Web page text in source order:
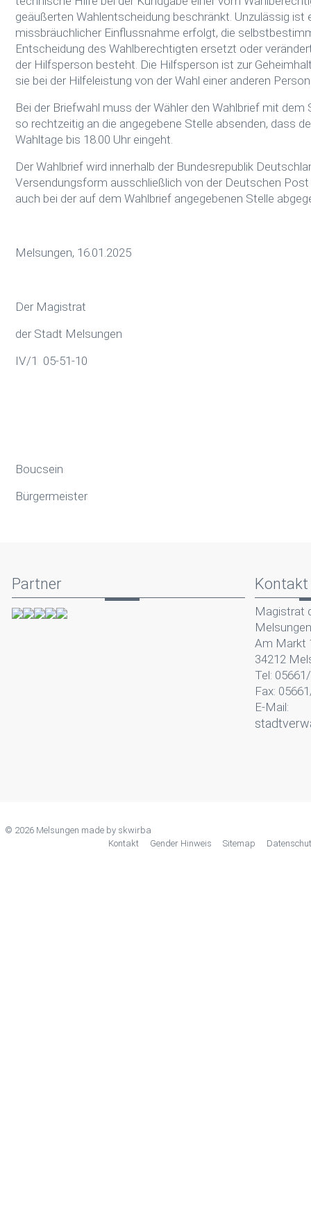
geäußerten Wahlentscheidung beschränkt. Unzulässig ist
missbräuchlicher Einflussnahme erfolgt, die
Entscheidung des Wahlberechtigten ersetzt oder
der Hilfsperson besteht. Die Hilfsperson ist zur
sie bei der Hilfeleistung von der Wahl einer anderen
Bei der Briefwahl muss der Wähler den Wahlbrief mit
so rechtzeitig an die angegebene Stelle absenden, dass
Wahltage bis 18.00 Uhr eingeht.
Der Wahlbrief wird innerhalb der Bundesrepublik
Versendungsform ausschließlich von der Deutschen
auch bei der auf dem Wahlbrief angegebenen Stelle
Melsungen, 16.01.2025
Der Magistrat
der Stadt Melsungen
IV/1 05-51-10
Boucsein
Bürgermeister
Partner Kontakt
Magistrat
Melsungen
Am Markt
34212
Tel:
Fax:
E-Mail:
© 2026 Melsungen made by skwirba
Kontakt
Gender Hinweis Sitemap